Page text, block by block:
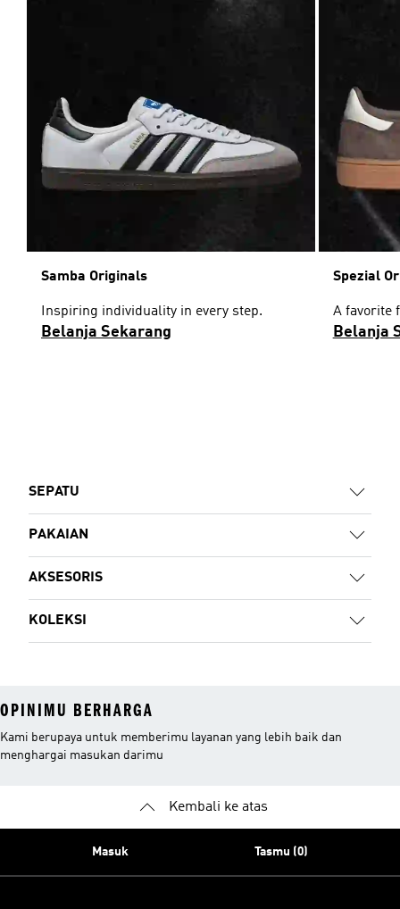
Samba Originals
Inspiring individuality in every step.
Belanja Sekarang
Spezial
A favorite
Belanja
SEPATU
PAKAIAN
AKSESORIS
KOLEKSI
OPINIMU BERHARGA
Kami berupaya untuk memberimu layanan yang lebih baik dan
menghargai masukan darimu
Kembali ke atas
Masuk Tasmu (0)